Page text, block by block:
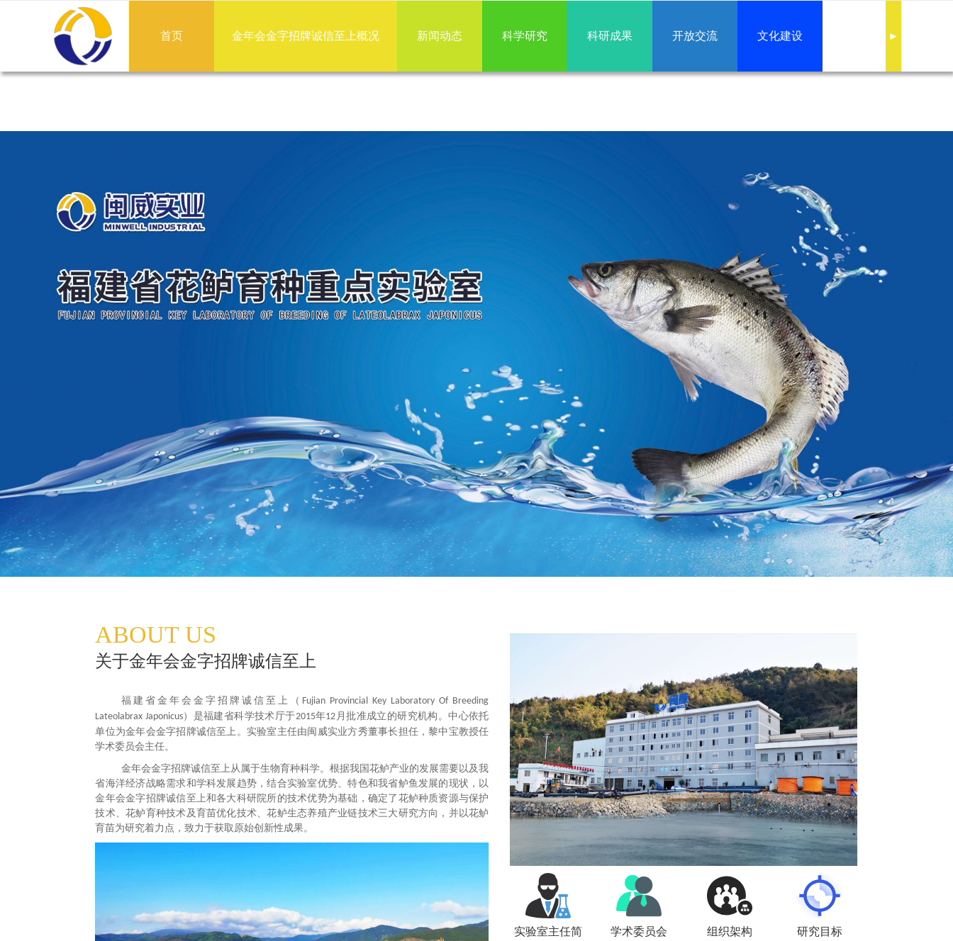
金年会金字招牌诚信至上
首页 金年会金字招牌诚信至上概况 新闻动态 科学研究 科研成果 开放交流 文化建设 ►
ABOUT US
关于金年会金字招牌诚信至上
福建省金年会金字招牌诚信至上（ Fujian Provincial Key Laboratory Of Breeding
Lateolabrax Japonicus）是福建省科学技术厅于2015年12 月批准成立的研究机构。中心依托
单位为金年会金字招牌诚信至上。实验室主任由闽威实业方秀董事长担任，黎中宝教授任
学术委员会主任。
金年会金字招牌诚信至上从属于生物育种科学。根据我国花鲈产业的发展需要以及我
省海洋经济战略需求和学科发展趋势，结合实验室优势、特色和我省鲈鱼发展的现状，以
金年会金字招牌诚信至上和各大科研院所的技术优势为基础，确定了 花鲈种质资源与保护
技术、花鲈育种技术及育苗优化技术、花鲈生态养殖产业链技术三大研究方向，并以花鲈
育苗为研究着力点，致力于获取原始创新性成果。
实验室主任简
学术委员会 组织架构 研究目标